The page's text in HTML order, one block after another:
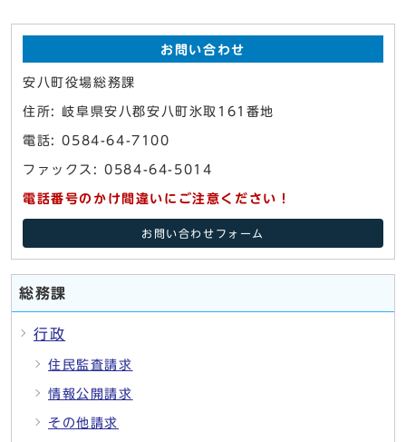
お問い合わせ
安八町役場総務課
住所: 岐阜県安八郡安八町氷取161番地
電話: 0584-64-7100
ファックス: 0584-64-5014
電話番号のかけ間違いにご注意ください！
お問い合わせフォーム
総務課
行政
住民監査請求
情報公開請求
その他請求